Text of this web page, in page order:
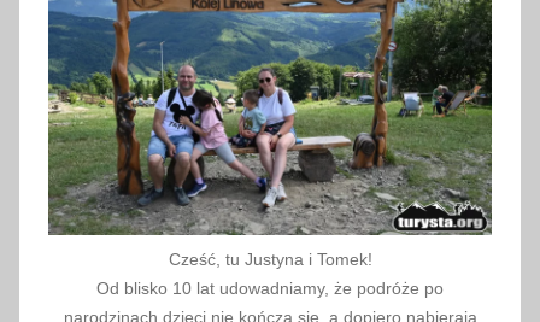
n
k
a
2
0
1
9
Cześć, tu Justyna i Tomek!
Od blisko 10 lat udowadniamy, że podróże po
narodzinach dzieci nie kończą się, a dopiero nabierają